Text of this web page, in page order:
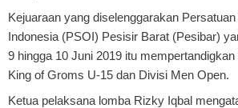
Kejuaraan yang diselenggarakan
Indonesia (PSOI) Pesisir Barat (Pesibar)
9 hingga 10 Juni 2019 itu
King of Groms U-15 dan Divisi Men Open.
Ketua pelaksana lomba Rizky Iqbal